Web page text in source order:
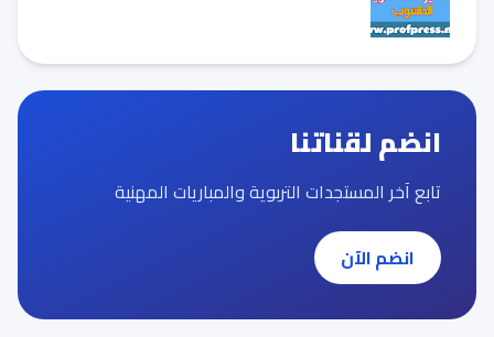
انضم لقناتنا
تابع آخر المستجدات التربوية والمباريات المهنية
انضم الآن